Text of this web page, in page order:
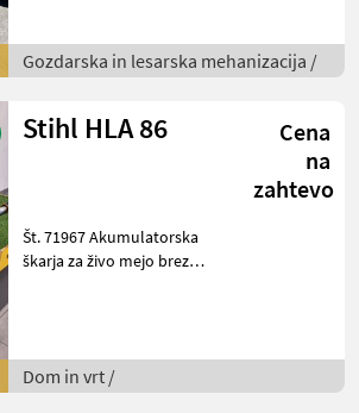
kladami -z razsvetljavo -s
stranskimi žarometi -s skra
Gozdarska in lesarska mehanizacija /
Stihl HLA 86
Cena
na
zahtevo
Št. 71967 Akumulatorska
škarja za živo mejo brez
330 cm - brezstopenjska
regulacija hit
Dom in vrt /